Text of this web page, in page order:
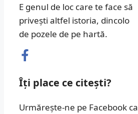
E genul de loc care te face să
privești altfel istoria, dincolo
de pozele de pe hartă.
Îți place ce citești?
Urmărește-ne pe Facebook ca